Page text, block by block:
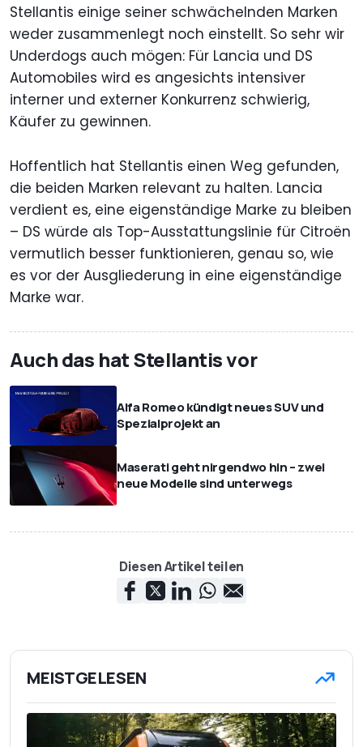
Stellantis einige seiner schwächelnden Marken
weder zusammenlegt noch einstellt. So sehr wir
Underdogs auch mögen: Für Lancia und DS
Automobiles wird es angesichts intensiver
interner und externer Konkurrenz schwierig,
Käufer zu gewinnen.
Hoffentlich hat Stellantis einen Weg gefunden,
die beiden Marken relevant zu halten. Lancia
verdient es, eine eigenständige Marke zu bleiben
– DS würde als Top-Ausstattungslinie für Citroën
vermutlich besser funktionieren, genau so, wie
es vor der Ausgliederung in eine eigenständige
Marke war.
Auch das hat Stellantis vor
Alfa Romeo kündigt neues SUV und
Spezialprojekt an
Maserati geht nirgendwo hin – zwei
neue Modelle sind unterwegs
Diesen Artikel teilen
MEISTGELESEN